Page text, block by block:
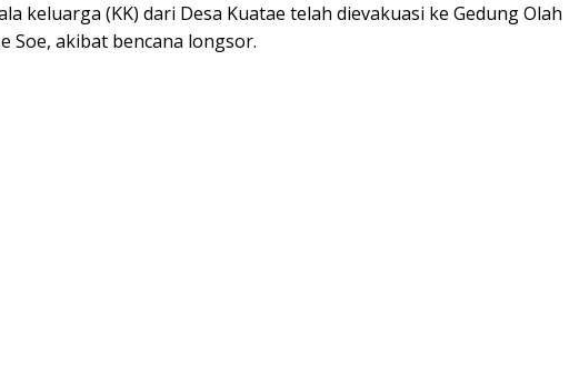
keluarga (KK) dari Desa Kuatae telah dievakuasi ke Gedung Olah
Soe, akibat bencana longsor.